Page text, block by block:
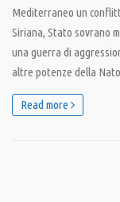
Mediterraneo un
Siriana, Stato sovrano
una guerra di
altre potenze della
Read more